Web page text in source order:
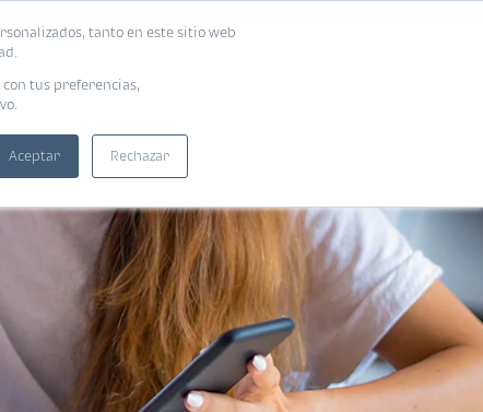
tanto en este sitio web
tus preferencias,
Aceptar Rechazar
EBOOKS